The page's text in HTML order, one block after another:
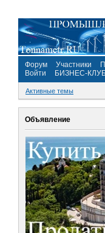
Форум Участники
Войти
БИЗНЕС-
Активные темы
Объявление